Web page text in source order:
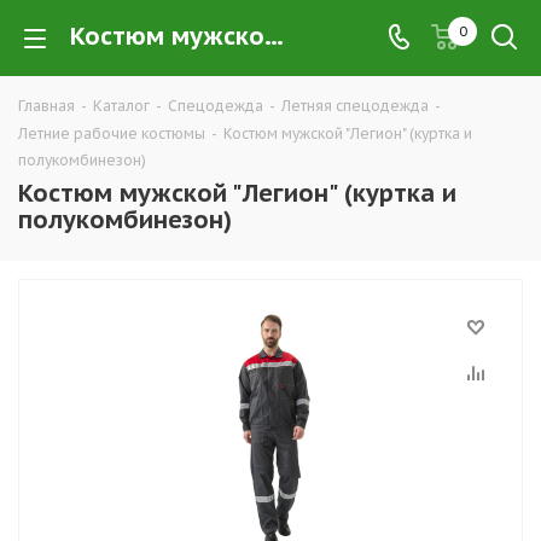
Костюм мужской "Легион" (куртка и полукомбинезон) купить в Екатеринбурге по низким ценам оптом — интернет-магазин летних рабочих костюмов в розницу компании ТД УРАЛСИЗ 0
Главная - Каталог - Спецодежда - Летняя спецодежда -
Летние рабочие костюмы - Костюм мужской "Легион" (куртка и
полукомбинезон)
Костюм мужской "Легион" (куртка и
полукомбинезон)